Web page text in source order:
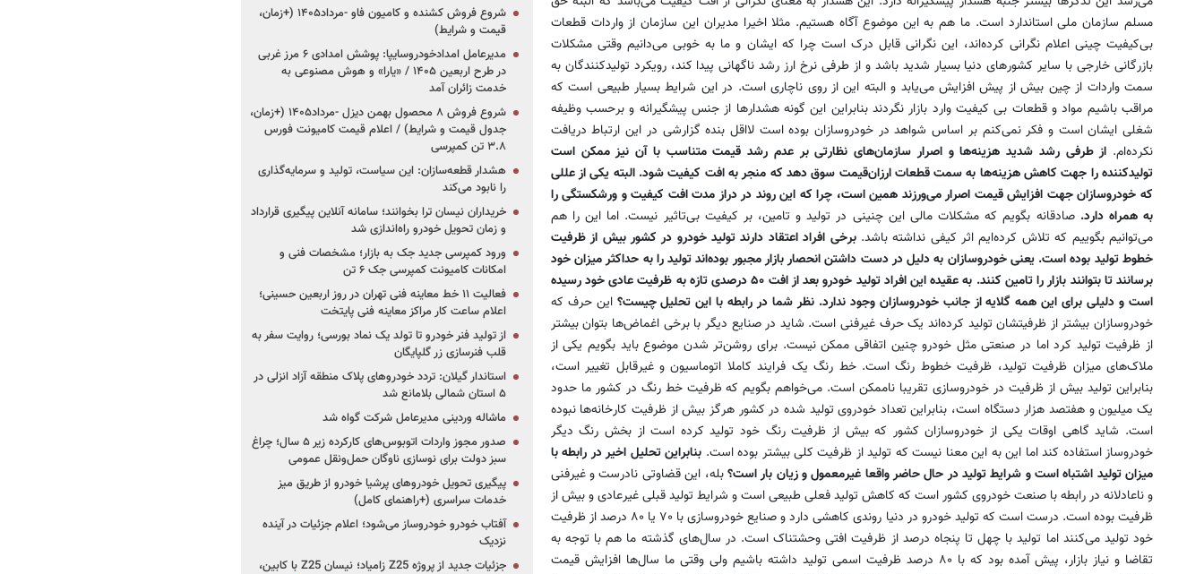
مسلم سازمان ملی استاندارد است. ما هم به این موضوع آگاه هستیم. مثلا اخیرا مدیران این سازمان از واردات قطعات
بی‌کیفیت چینی اعلام نگرانی کرده‌اند، این نگرانی قابل درک است چرا که ایشان و ما به خوبی می‌دانیم وقتی مشکلات
بازرگانی خارجی با سایر کشورهای دنیا بسیار شدید ‌باشد و از طرفی نرخ ارز رشد ناگهانی پیدا كند، رویکرد تولیدکنندگان به
سمت واردات از چین بیش از پیش افزایش می‌یابد و البته این از روی ناچاری است. در این شرایط بسیار طبیعی است که
مراقب باشیم مواد و قطعات بی کیفیت وارد بازار نگردند بنابراین این گونه هشدارها از جنس پیشگیرانه و برحسب وظیفه
شغلی ایشان است و فکر نمی‌کنم بر اساس شواهد در خودروسازان بوده است لااقل بنده گزارشی در این ارتباط دریافت
نکرده‌ام. از طرفی رشد شدید هزینه‌ها و اصرار سازمان‌های نظارتی بر عدم رشد قیمت متناسب با آن نیز ممکن است
تولیدکننده را جهت کاهش هزینه‌ها به سمت قطعات ارزان‌قیمت سوق دهد که منجر به افت کیفیت شود. البته یکی از عللی
که خودروسازان جهت افزایش قیمت اصرار می‌ورزند همین است، چرا که این روند در دراز مدت افت کیفیت و ورشکستگی را
به همراه دارد.صادقانه بگویم که مشکلات مالی این چنینی در تولید و تامین، بر کیفیت بی‌تاثیر نیست. اما این را هم
می‌توانیم بگوییم که تلاش کرده‌ایم اثر کیفی نداشته باشد.برخی افراد اعتقاد دارند تولید خودرو در کشور بیش از ظرفیت
خطوط تولید بوده است. یعنی خودروسازان به دلیل در دست داشتن انحصار بازار مجبور بوده‌اند تولید را به حداکثر میزان خود
برسانند تا بتوانند بازار را تامین کنند. به عقیده این افراد تولید خودرو بعد از افت ۵۰ درصدی تازه به ظرفیت عادی خود رسیده
است و دلیلی برای این همه گلایه از جانب خودروسازان وجود ندارد. نظر شما در رابطه با این تحلیل چیست؟ این حرف که
خودروسازان بیشتر از ظرفیتشان تولید کرده‌اند یک حرف غیرفنی است. شاید در صنایع دیگر با برخی اغماض‌ها بتوان بیشتر
از ظرفیت تولید کرد اما در صنعتی مثل خودرو چنین اتفاقی ممکن نیست. برای روشن‌تر شدن موضوع باید بگویم یکی از
ملاک‌های میزان ظرفیت تولید، ظرفیت خطوط رنگ است. خط رنگ یک فرایند کاملا اتوماسیون و غیرقابل تغییر است،
بنابراین تولید بیش از ظرفیت در خودروسازی تقریبا ناممکن است. می‌خواهم بگویم که ظرفیت خط رنگ در کشور ما حدود
یک میلیون و هفتصد هزار دستگاه است، بنابراین تعداد خودروی تولید شده در کشور هرگز بیش از ظرفیت کارخانه‌ها نبوده
است. شاید گاهی اوقات یکی از خودروسازان کشور که بیش از ظرفیت رنگ خود تولید کرده است از بخش رنگ دیگر
خودروساز استفاده کند اما این به این معنا نیست که تولید از ظرفیت کلی بیشتر بوده است. بنابراین تحلیل اخیر در رابطه با
میزان تولید اشتباه است و شرایط تولید در حال حاضر واقعا غیرمعمول و زیان بار است؟بله، این قضاوتی نادرست و غیرفنی
و ناعادلانه در رابطه با صنعت خودروی کشور است که کاهش تولید فعلی طبیعی است و شرایط تولید قبلی غیرعادی و بیش از
ظرفیت بوده است. درست است که تولید خودرو در دنیا روندی کاهشی دارد و صنایع خودروسازی با ۷۰ یا ۸۰ درصد از ظرفیت
خود تولید می‌کنند اما تولید با چهل تا پنجاه درصد از ظرفیت افتی وحشتناک است. در سال‌های گذشته ما هم با توجه به
تقاضا و نیاز بازار، پیش آمده بود که با ۸۰ درصد ظرفیت اسمی تولید داشته باشیم ولی وقتی ما سال‌ها افزایش قیمت
شروع فروش کشنده و کامیون فاو -مرداد۱۴۰۵ (+زمان،
قیمت و شرایط)
مدیرعامل امدادخودروسایپا: پوشش امدادی ۶ مرز غربی
در طرح اربعین ۱۴۰۵ / «یارا» و هوش مصنوعی به
خدمت زائران آمد
شروع فروش ۸ محصول بهمن دیزل -مرداد۱۴۰۵ (+زمان،
جدول قیمت و شرایط) / اعلام قیمت کامیونت فورس
۳.۸ تن کمپرسی
هشدار قطعه‌سازان: این سیاست، تولید و سرمایه‌گذاری
را نابود می‌کند
خریداران نیسان ترا بخوانند؛ سامانه آنلاین پیگیری قرارداد
و زمان تحویل خودرو راه‌اندازی شد
ورود کمپرسی جدید جک به بازار؛ مشخصات فنی و
امکانات کامیونت کمپرسی جک ۶ تن
فعالیت ۱۱ خط معاینه فنی تهران در روز اربعین حسینی؛
اعلام ساعت کار مراکز معاینه فنی پایتخت
از تولید فنر خودرو تا تولد یک نماد بورسی؛ روایت سفر به
قلب فنرسازی زر گلپایگان
استاندار گیلان: تردد خودروهای پلاک منطقه آزاد انزلی در
۵ استان شمالی بلامانع شد
ماشاله وردینی مدیرعامل شرکت گواه شد
صدور مجوز واردات اتوبوس‌های کارکرده زیر ۵ سال؛ چراغ
سبز دولت برای نوسازی ناوگان حمل‌ونقل عمومی
پیگیری تحویل خودروهای پرشیا خودرو از طریق میز
خدمات سراسری (+راهنمای کامل)
آفتاب خودرو خودروساز می‌شود؛ اعلام جزئیات در آینده
نزدیک
جزئیات جدید از پروژه Z25 زامیاد؛ نیسان Z25 با کابین،